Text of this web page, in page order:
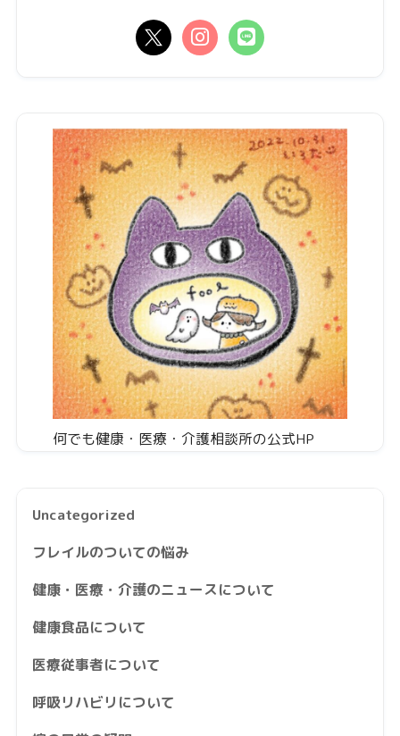
何でも健康・医療・介護相談所の公式HP
Uncategorized
フレイルのついての悩み
健康・医療・介護のニュースについて
健康食品について
医療従事者について
呼吸リハビリについて